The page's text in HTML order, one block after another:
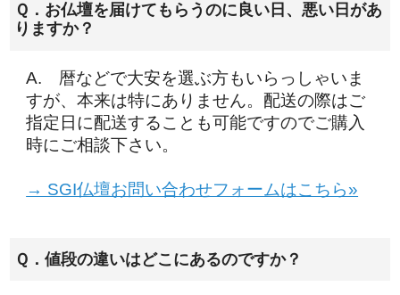
Ｑ．お仏壇を届けてもらうのに良い日、悪い日があ
りますか？
A. 暦などで大安を選ぶ方もいらっしゃいま
すが、本来は特にありません。配送の際はご
指定日に配送することも可能ですのでご購入
時にご相談下さい。
→ SGI仏壇お問い合わせフォームはこちら»
Ｑ．値段の違いはどこにあるのですか？